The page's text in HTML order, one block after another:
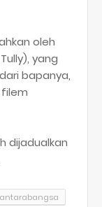
oleh
yang
bapanya,
dijadualkan